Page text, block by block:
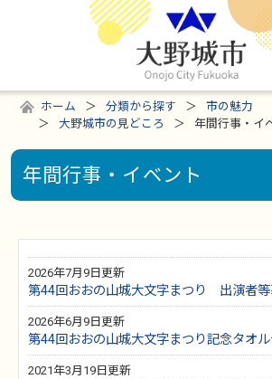
ホーム 分類から探す
市の魅力
大野城市の見どころ
年間行事・イ
年間行事・イベント
2026年7月9日更新
第44回おおの山城大文字まつり 出演者
2026年6月9日更新
第44回おおの山城大文字まつり記念タオ
2021年3月19日更新